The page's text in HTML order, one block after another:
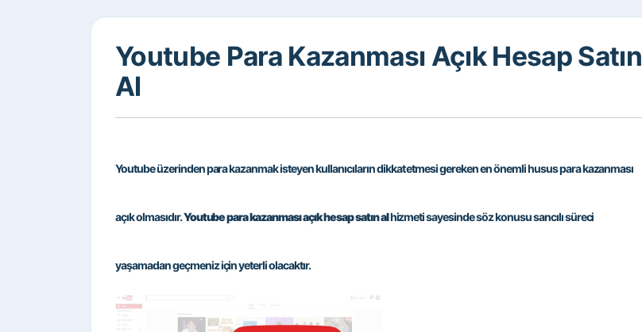
Youtube Para Kazanması Açık Hesap Satın
Al
Youtube üzerinden para kazanmak isteyen kullanıcıların dikkat etmesi gereken en önemli husus para kazanması
açık olmasıdır.Youtube para kazanması açık hesap satın alhizmeti sayesinde söz konusu sancılı süreci
yaşamadan geçmeniz için yeterli olacaktır.